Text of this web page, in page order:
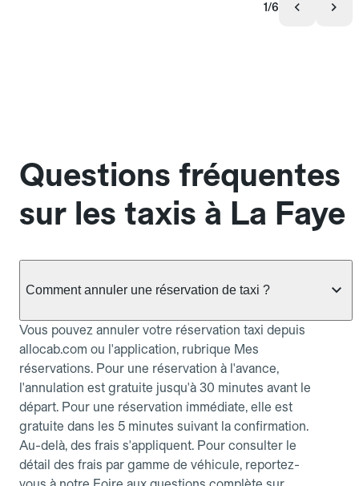
1/6
Questions fréquentes
sur les taxis à La Faye
Comment annuler une réservation de taxi ?
Vous pouvez annuler votre réservation taxi depuis
allocab.com ou l'application, rubrique Mes
réservations. Pour une réservation à l'avance,
l'annulation est gratuite jusqu'à 30 minutes avant le
départ. Pour une réservation immédiate, elle est
gratuite dans les 5 minutes suivant la confirmation.
Au-delà, des frais s'appliquent. Pour consulter le
détail des frais par gamme de véhicule, reportez-